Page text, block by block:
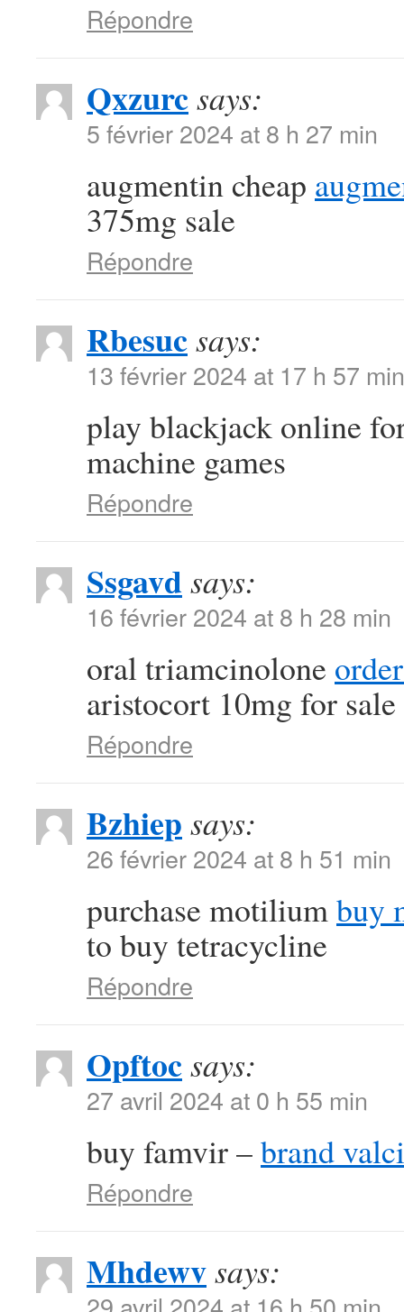
Répondre
Qxzurcsays:
5 février 2024 at 8 h 27 min
augmentin cheap
375mg sale
Répondre
Rbesucsays:
13 février 2024 at 17 h 57 min
play blackjack online
machine games
Répondre
Ssgavdsays:
16 février 2024 at 8 h 28 min
oral triamcinolone
aristocort 10mg for sale
Répondre
Bzhiep says:
26 février 2024 at 8 h 51 min
purchase motiliumbuy
to buy tetracycline
Répondre
Opftocsays:
27 avril 2024 at 0 h 55 min
buy famvir –brand
Répondre
Mhdewvsays: